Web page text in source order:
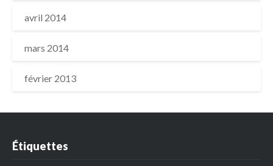
avril 2014
mars 2014
février 2013
Étiquettes